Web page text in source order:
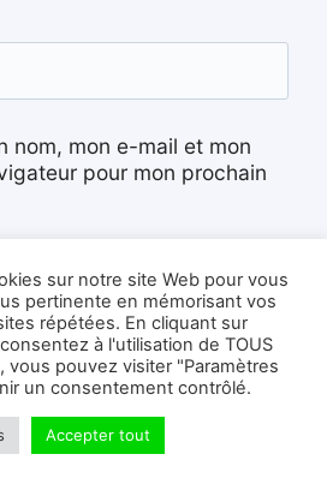
nom, mon e-mail et mon
pour mon prochain
sur notre site Web pour vous
pertinente en mémorisant vos
répétées. En cliquant sur
à l'utilisation de TOUS
vous pouvez visiter "Paramètres
un consentement contrôlé.
Accepter tout